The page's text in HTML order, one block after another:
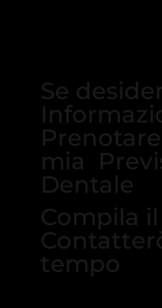
Se
mia
Dentale
Compila
tempo